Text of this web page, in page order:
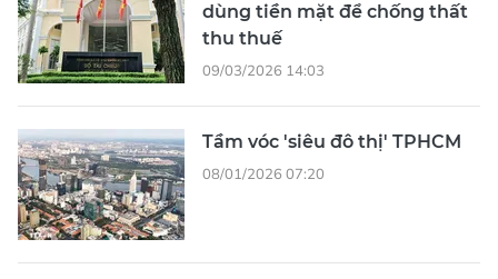
dùng tiền mặt để chống thất
thu thuế
09/03/2026 14:03
Tầm vóc 'siêu đô thị' TPHCM
08/01/2026 07:20